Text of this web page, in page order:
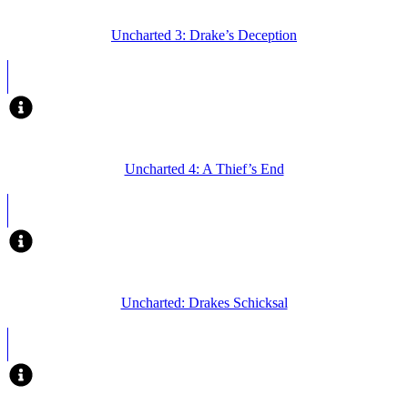
Uncharted 3: Drake’s Deception
Uncharted 4: A Thief’s End
Uncharted: Drakes Schicksal